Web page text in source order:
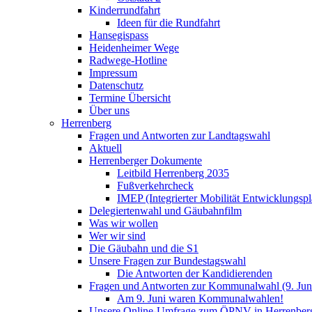
Kinderrundfahrt
Ideen für die Rundfahrt
Hansegispass
Heidenheimer Wege
Radwege-Hotline
Impressum
Datenschutz
Termine Übersicht
Über uns
Herrenberg
Fragen und Antworten zur Landtagswahl
Aktuell
Herrenberger Dokumente
Leitbild Herrenberg 2035
Fußverkehrcheck
IMEP (Integrierter Mobilität
Delegiertenwahl und Gäubahnfilm
Was wir wollen
Wer wir sind
Die Gäubahn und die S1
Unsere Fragen zur Bundestagswahl
Die Antworten der Kandidierenden
Fragen und Antworten zur Kommunalwahl (9.
Am 9. Juni waren Kommunalwahlen!